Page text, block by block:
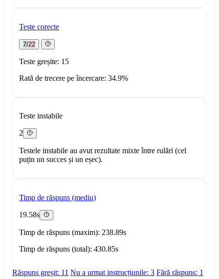
Teste corecte
7/22
Teste greșite: 15
Rată de trecere pe încercare: 34.9%
Teste instabile
2
Testele instabile au avut rezultate mixte între rulări (cel
puțin un succes și un eșec).
Timp de răspuns (mediu)
19.58s
Timp de răspuns (maxim): 238.89s
Timp de răspuns (total): 430.85s
Răspuns greșit: 11 Nu a urmat instrucțiunile: 3 Fără răspuns: 1